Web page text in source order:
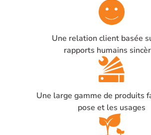
Une relation client basée
rapports humains
Une large gamme de produits
pose et les usages